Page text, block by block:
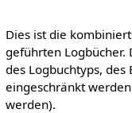
Dies ist die
geführten Logbücher.
des Logbuchtyps,
eingeschränkt
werden).